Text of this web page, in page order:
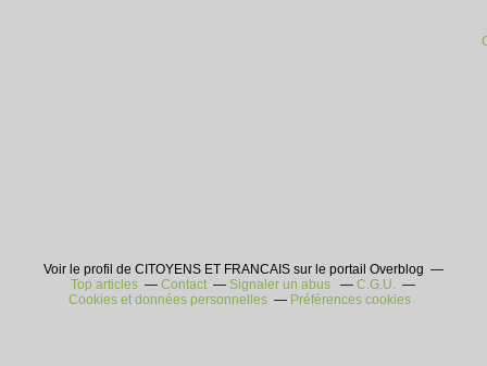
Voir le profil de CITOYENS ET FRANCAIS sur le portail Overblog
Top articles
Contact Signaler un abus
C.G.U.
Cookies et données personnelles
Préférences cookies